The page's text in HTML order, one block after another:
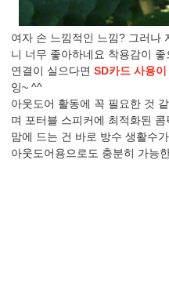
여자 손 느낌적인 느낌? 그러나
니 너무 좋아하네요 착용감이
연결이 실으다면 SD카드 사용이
잉~ ^^
아웃도어 활동에 꼭 필요한 것
며 포터블 스피커에 최적화된
맘에 드는 건 바로 방수 생활수
아웃도어용으로도 충분히 가능